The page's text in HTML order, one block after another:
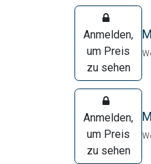
Anmelden,
um Preis
zu sehen
Anmelden,
um Preis
zu sehen